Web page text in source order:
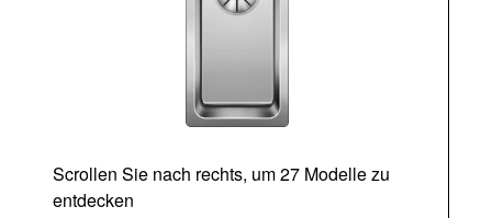
Scrollen Sie nach rechts, um 27 Modelle zu
entdecken